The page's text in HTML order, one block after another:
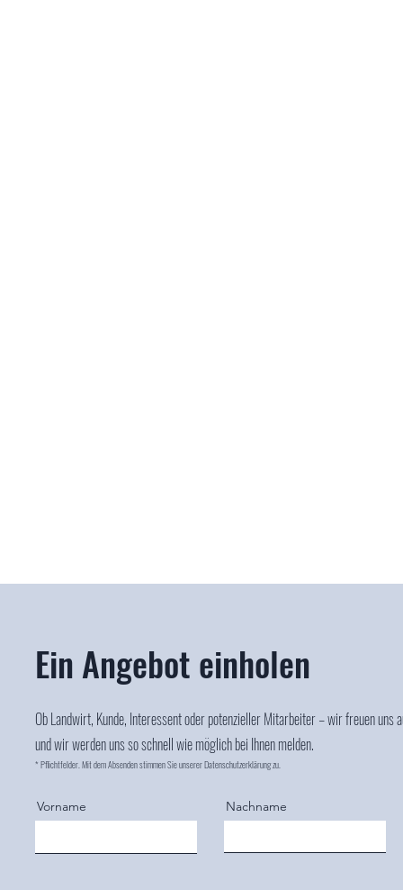
Ein Angebot einholen
Ob Landwirt, Kunde, Interessent oder potenzieller Mitarbeiter – wir freuen uns
und wir werden uns so schnell wie möglich bei Ihnen melden.
* Pflichtfelder. Mit dem Absenden stimmen Sie unsererDatenschutzerklärungzu.
Vorname Nachname